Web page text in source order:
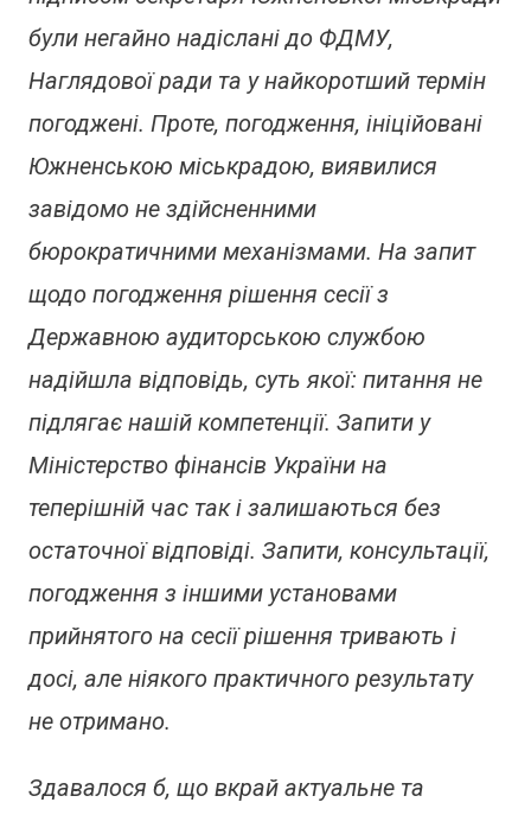
були негайно надіслані до ФДМУ,
Наглядової ради та у найкоротший термін
погоджені. Проте, погодження, ініційовані
Южненською міськрадою, виявилися
завідомо не здійсненними
бюрократичними механізмами. На запит
щодо погодження рішення сесії з
Державною аудиторською службою
надійшла відповідь, суть якої: питання не
підлягає нашій компетенції. Запити у
Міністерство фінансів України на
теперішній час так і залишаються без
остаточної відповіді. Запити, консультації,
погодження з іншими установами
прийнятого на сесії рішення тривають і
досі, але ніякого практичного результату
не отримано.
Здавалося б, що вкрай актуальне та